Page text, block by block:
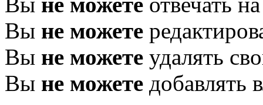
Вы не можете
Вы не можете удалять
Вы не можете добавлять